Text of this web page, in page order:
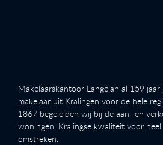
Makelaarskantoor Langejan al 159
makelaar uit Kralingen voor de hele
1867 begeleiden wij bij de aan- en
woningen. Kralingse kwaliteit voor
omstreken.